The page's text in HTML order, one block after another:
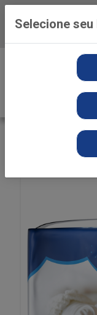
HIGIENE
FR DES BABY DREAMS
Selecione seu